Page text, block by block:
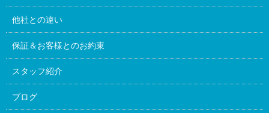
他社との違い
保証＆お客様とのお約束
スタッフ紹介
ブログ